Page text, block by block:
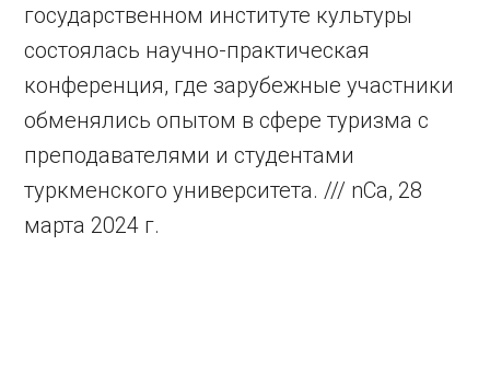
государственном институте культуры
состоялась научно-практическая
конференция, где зарубежные участники
обменялись опытом в сфере туризма с
преподавателями и студентами
туркменского университета. /// nCa, 28
марта 2024 г.